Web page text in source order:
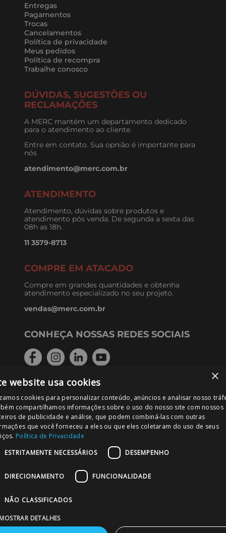
Entregas
Pagamentos
Trocas
Cancelamentos
Política de privacidade
Meus pedidos
Política de recompra
Trabalhe conosco
DÚVIDAS, SUGESTÕES OU
RECLAMAÇÕES
A MERC mantém um departamento dedicado
para o atendimento ao cliente.
Entre em contato. Sua opnião é importante para
nós
atendimento@merc.com.br
ATENDIMENTO
Atendimento, dúvidas sobre produtos e
atendimento pós venda. De segunda a sexta das
08h as 18h.
11 3579-8713
COMPRE EM ATACADO
Compre em grandes quantidades e obtenha
atendimento especializado no seu projeto.
vendas@merc.com.br
CONHEÇA NOSSAS REDES SOCIAIS
PODE CONFIAR!
MERC – Comércio de Materiais para Construção Ltda. Rua
×
website usa cookies
cookies para personalizar conteúdo, anúncios e analisar nosso
compartilhamos informações sobre o uso do nosso site com nossos
de publicidade e análise, que podem combiná-las com outras
que você forneceu a eles ou que eles coletaram do uso de seus
Política de Privacidade
ESTRITAMENTE NECESSÁRIOS
DESEMPENHO
DIRECIONAMENTO FUNCIONALIDADE
NÃO CLASSIFICADOS
DETALHES